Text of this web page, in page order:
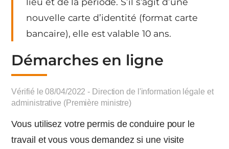
nouvelle carte d’identité (format carte
bancaire), elle est valable 10 ans.
Démarches en ligne
Vérifié le 08/04/2022 - Direction de l'information légale et
administrative (Première ministre)
Vous utilisez votre permis de conduire pour le
travail et vous vous demandez si une visite